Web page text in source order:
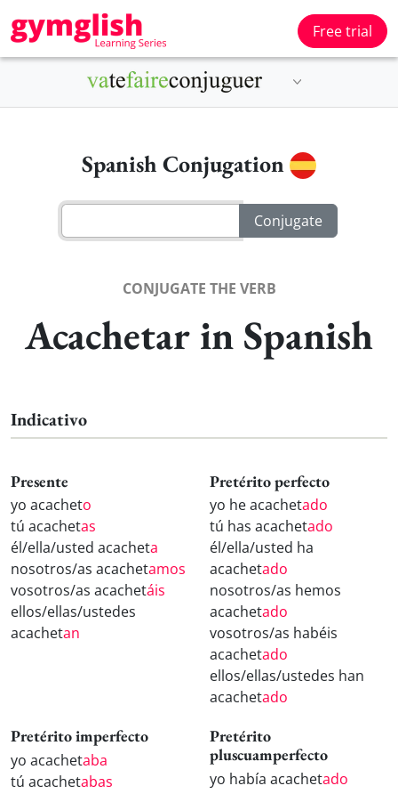
Free trial
Spanish Conjugation
CONJUGATE THE VERB
Acachetar in Spanish
Indicativo
Presente
yo acacheto
tú acachetas
él/ella/usted acacheta
nosotros/as acachetamos
vosotros/as acachetáis
ellos/ellas/ustedes
acachetan
Pretérito perfecto
yo he acachetado
tú has acachetado
él/ella/usted ha
acachetado
nosotros/as hemos
acachetado
vosotros/as habéis
acachetado
ellos/ellas/ustedes han
acachetado
Pretérito imperfecto
yo acachetaba
tú acachetabas
Pretérito
pluscuamperfecto
yo había acachetado